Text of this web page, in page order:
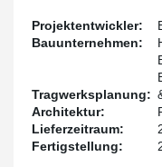
Projektentwickler:
Bauunternehmen:
Tragwerksplanung:
Architektur:
Lieferzeitraum:
Fertigstellung: